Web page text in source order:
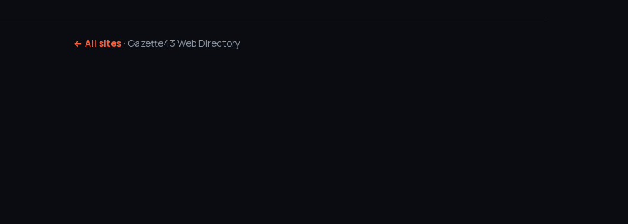
← All sites · Gazette43 Web Directory